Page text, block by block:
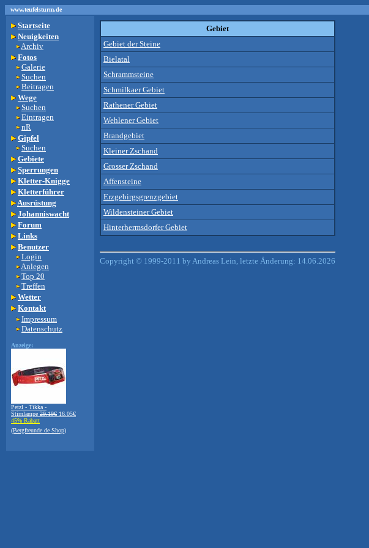
www.teufelsturm.de
Startseite
Neuigkeiten
Archiv
Fotos
Galerie
Suchen
Beitragen
Wege
Suchen
Eintragen
nR
Gipfel
Suchen
Gebiete
Sperrungen
Kletter-Knigge
Kletterführer
Ausrüstung
Johanniswacht
Forum
Links
Benutzer
Login
Anlegen
Top 20
Treffen
Wetter
Kontakt
Impressum
Datenschutz
Anzeige:
Petzl - Tikka -
Stirnlampe 29.19€ 16.05€
45% Rabatt
(Bergfreunde.de Shop)
Gebiet
Gebiet der Steine
Bielatal
Schrammsteine
Schmilkaer Gebiet
Rathener Gebiet
Wehlener Gebiet
Brandgebiet
Kleiner Zschand
Grosser Zschand
Affensteine
Erzgebirgsgrenzgebiet
Wildensteiner Gebiet
Hinterhermsdorfer Gebiet
Copyright © 1999-2011 by Andreas Lein, letzte Änderung: 14.06.2026